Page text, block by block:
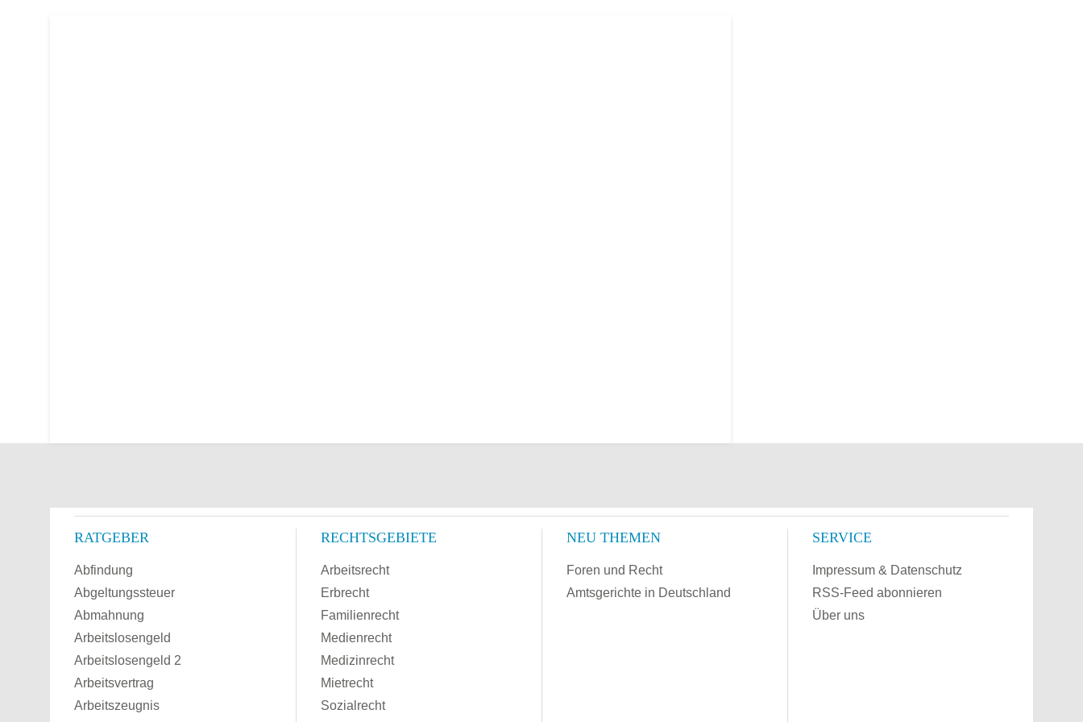
RATGEBER
Abfindung
Abgeltungssteuer
Abmahnung
Arbeitslosengeld
Arbeitslosengeld 2
Arbeitsvertrag
Arbeitszeugnis
RECHTSGEBIETE
Arbeitsrecht
Erbrecht
Familienrecht
Medienrecht
Medizinrecht
Mietrecht
Sozialrecht
NEU THEMEN
Foren und Recht
Amtsgerichte in Deutschland
SERVICE
Impressum & Datenschutz
RSS-Feed abonnieren
Über uns